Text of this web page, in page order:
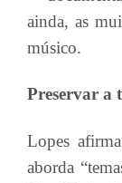
ainda, as
músico.
Preservar a
Lopes
aborda